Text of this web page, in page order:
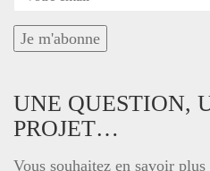
UNE QUESTION,
PROJET…
Vous souhaitez en savoir